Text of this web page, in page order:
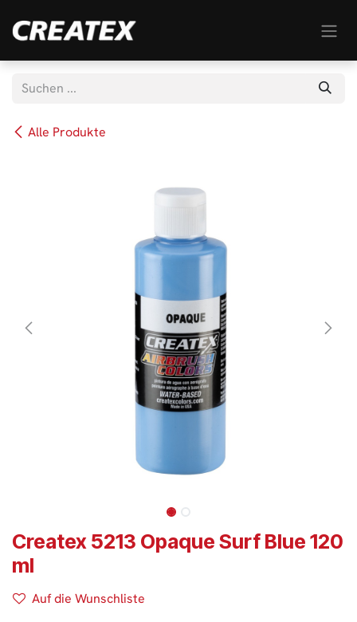
Alle Produkte
Createx 5213 Opaque Surf Blue 120
ml
Auf die Wunschliste